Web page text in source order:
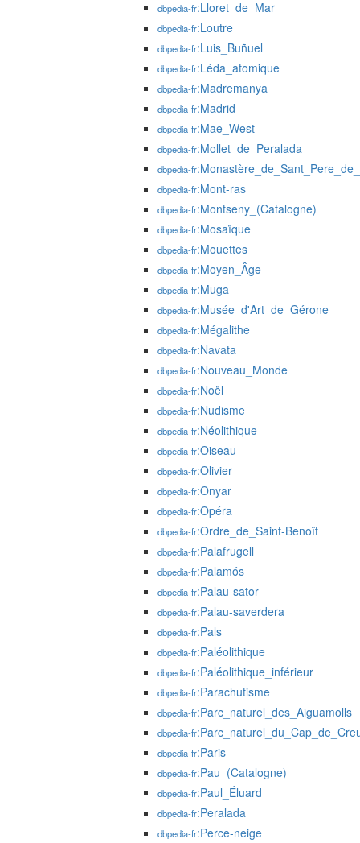
dbpedia-fr:Lloret_de_Mar
dbpedia-fr:Loutre
dbpedia-fr:Luis_Buñuel
dbpedia-fr:Léda_atomique
dbpedia-fr:Madremanya
dbpedia-fr:Madrid
dbpedia-fr:Mae_West
dbpedia-fr:Mollet_de_Peralada
dbpedia-fr
dbpedia-fr:Mont-ras
dbpedia-fr:Montseny_(Catalogne)
dbpedia-fr:Mosaïque
dbpedia-fr:Mouettes
dbpedia-fr:Moyen_Âge
dbpedia-fr:Muga
dbpedia-fr:Musée_d'Art_de_Gérone
dbpedia-fr:Mégalithe
dbpedia-fr:Navata
dbpedia-fr:Nouveau_Monde
dbpedia-fr:Noël
dbpedia-fr:Nudisme
dbpedia-fr:Néolithique
dbpedia-fr:Oiseau
dbpedia-fr:Olivier
dbpedia-fr:Onyar
dbpedia-fr:Opéra
dbpedia-fr:Ordre_de_Saint-Benoît
dbpedia-fr:Palafrugell
dbpedia-fr:Palamós
dbpedia-fr:Palau-sator
dbpedia-fr:Palau-saverdera
dbpedia-fr:Pals
dbpedia-fr:Paléolithique
dbpedia-fr:Paléolithique_inférieur
dbpedia-fr:Parachutisme
dbpedia-fr:Parc_naturel_des_Aiguamolls
dbpedia-fr
dbpedia-fr:Paris
dbpedia-fr:Pau_(Catalogne)
dbpedia-fr:Paul_Éluard
dbpedia-fr:Peralada
dbpedia-fr:Perce-neige